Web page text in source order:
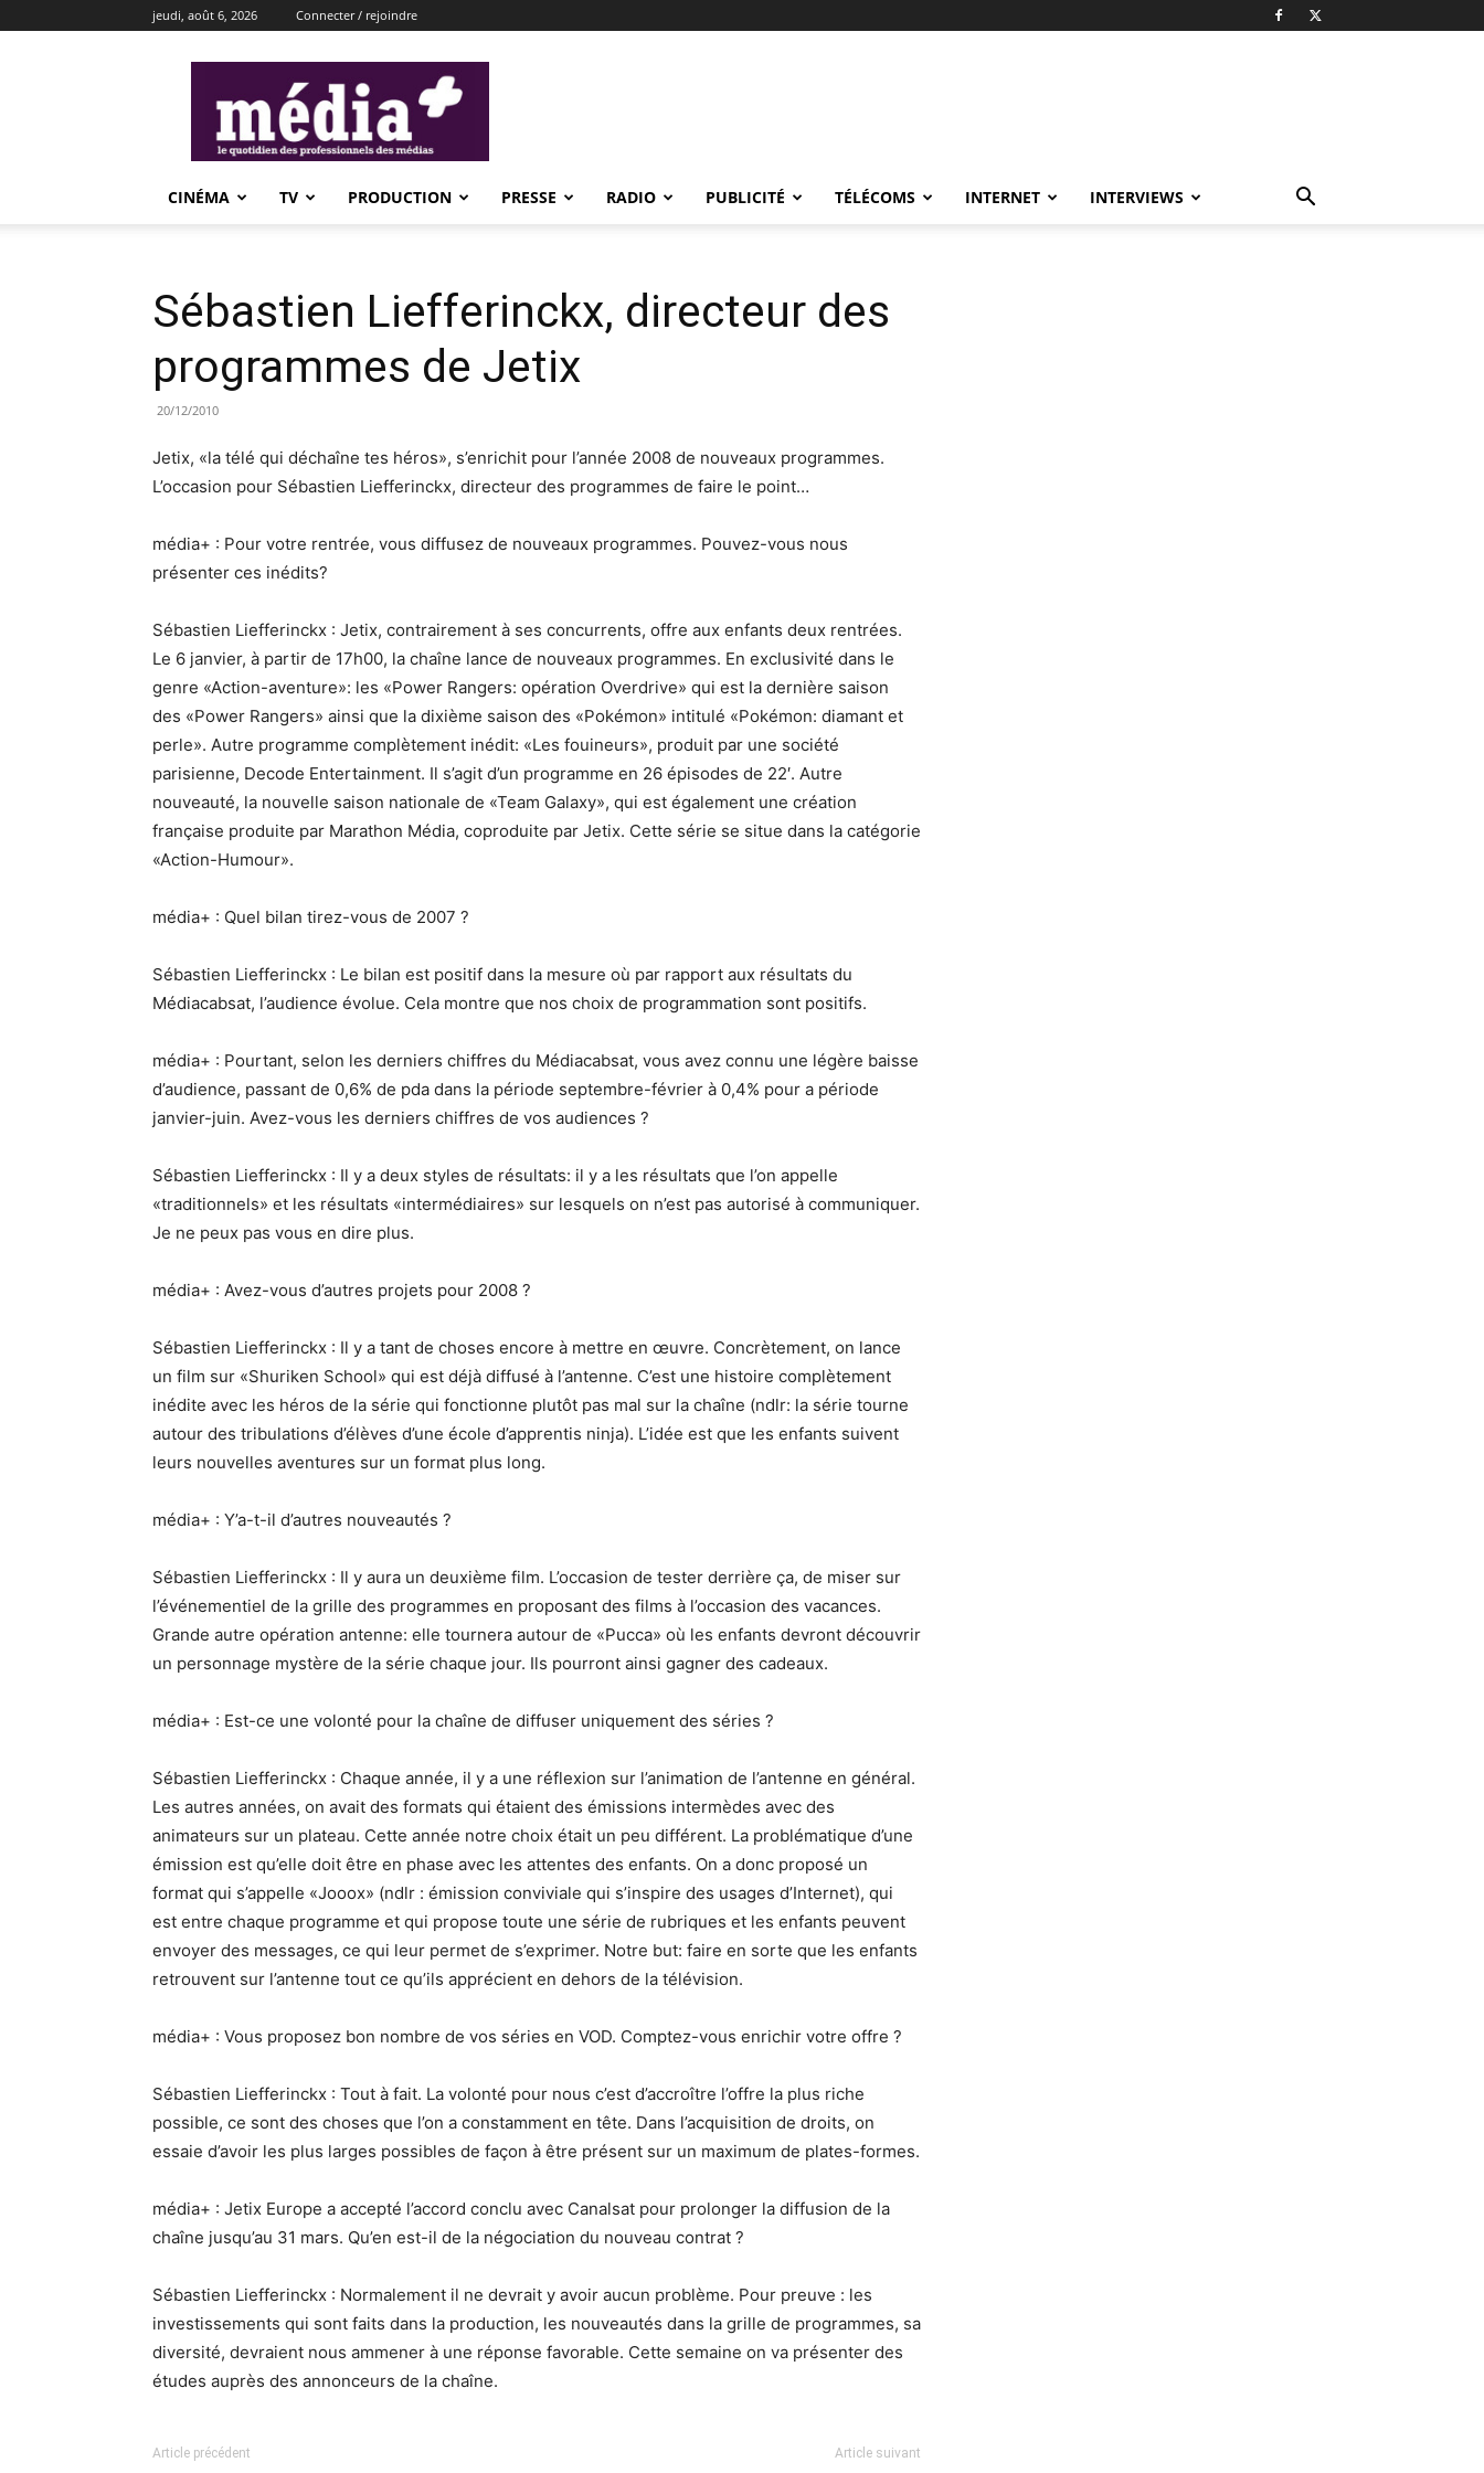
jeudi, août 6, 2026 Connecter / rejoindre
CINÉMA TV PRODUCTION PRESSE RADIO PUBLICITÉ TÉLÉCOMS INTERNET INTERVIEWS
Sébastien Liefferinckx, directeur des
programmes de Jetix
20/12/2010
Jetix, «la télé qui déchaîne tes héros», s’enrichit pour l’année 2008 de nouveaux programmes.
L’occasion pour Sébastien Liefferinckx, directeur des programmes de faire le point…
média+ : Pour votre rentrée, vous diffusez de nouveaux programmes. Pouvez-vous nous
présenter ces inédits?
Sébastien Liefferinckx : Jetix, contrairement à ses concurrents, offre aux enfants deux rentrées.
Le 6 janvier, à partir de 17h00, la chaîne lance de nouveaux programmes. En exclusivité dans le
genre «Action-aventure»: les «Power Rangers: opération Overdrive» qui est la dernière saison
des «Power Rangers» ainsi que la dixième saison des «Pokémon» intitulé «Pokémon: diamant et
perle». Autre programme complètement inédit: «Les fouineurs», produit par une société
parisienne, Decode Entertainment. Il s’agit d’un programme en 26 épisodes de 22′. Autre
nouveauté, la nouvelle saison nationale de «Team Galaxy», qui est également une création
française produite par Marathon Média, coproduite par Jetix. Cette série se situe dans la catégorie
«Action-Humour».
média+ : Quel bilan tirez-vous de 2007 ?
Sébastien Liefferinckx : Le bilan est positif dans la mesure où par rapport aux résultats du
Médiacabsat, l’audience évolue. Cela montre que nos choix de programmation sont positifs.
média+ : Pourtant, selon les derniers chiffres du Médiacabsat, vous avez connu une légère baisse
d’audience, passant de 0,6% de pda dans la période septembre-février à 0,4% pour a période
janvier-juin. Avez-vous les derniers chiffres de vos audiences ?
Sébastien Liefferinckx : Il y a deux styles de résultats: il y a les résultats que l’on appelle
«traditionnels» et les résultats «intermédiaires» sur lesquels on n’est pas autorisé à communiquer.
Je ne peux pas vous en dire plus.
média+ : Avez-vous d’autres projets pour 2008 ?
Sébastien Liefferinckx : Il y a tant de choses encore à mettre en œuvre. Concrètement, on lance
un film sur «Shuriken School» qui est déjà diffusé à l’antenne. C’est une histoire complètement
inédite avec les héros de la série qui fonctionne plutôt pas mal sur la chaîne (ndlr: la série tourne
autour des tribulations d’élèves d’une école d’apprentis ninja). L’idée est que les enfants suivent
leurs nouvelles aventures sur un format plus long.
média+ : Y’a-t-il d’autres nouveautés ?
Sébastien Liefferinckx : Il y aura un deuxième film. L’occasion de tester derrière ça, de miser sur
l’événementiel de la grille des programmes en proposant des films à l’occasion des vacances.
Grande autre opération antenne: elle tournera autour de «Pucca» où les enfants devront découvrir
un personnage mystère de la série chaque jour. Ils pourront ainsi gagner des cadeaux.
média+ : Est-ce une volonté pour la chaîne de diffuser uniquement des séries ?
Sébastien Liefferinckx : Chaque année, il y a une réflexion sur l’animation de l’antenne en général.
Les autres années, on avait des formats qui étaient des émissions intermèdes avec des
animateurs sur un plateau. Cette année notre choix était un peu différent. La problématique d’une
émission est qu’elle doit être en phase avec les attentes des enfants. On a donc proposé un
format qui s’appelle «Jooox» (ndlr : émission conviviale qui s’inspire des usages d’Internet), qui
est entre chaque programme et qui propose toute une série de rubriques et les enfants peuvent
envoyer des messages, ce qui leur permet de s’exprimer. Notre but: faire en sorte que les enfants
retrouvent sur l’antenne tout ce qu’ils apprécient en dehors de la télévision.
média+ : Vous proposez bon nombre de vos séries en VOD. Comptez-vous enrichir votre offre ?
Sébastien Liefferinckx : Tout à fait. La volonté pour nous c’est d’accroître l’offre la plus riche
possible, ce sont des choses que l’on a constamment en tête. Dans l’acquisition de droits, on
essaie d’avoir les plus larges possibles de façon à être présent sur un maximum de plates-formes.
média+ : Jetix Europe a accepté l’accord conclu avec Canalsat pour prolonger la diffusion de la
chaîne jusqu’au 31 mars. Qu’en est-il de la négociation du nouveau contrat ?
Sébastien Liefferinckx : Normalement il ne devrait y avoir aucun problème. Pour preuve : les
investissements qui sont faits dans la production, les nouveautés dans la grille de programmes, sa
diversité, devraient nous ammener à une réponse favorable. Cette semaine on va présenter des
études auprès des annonceurs de la chaîne.
Article précédent Article suivant